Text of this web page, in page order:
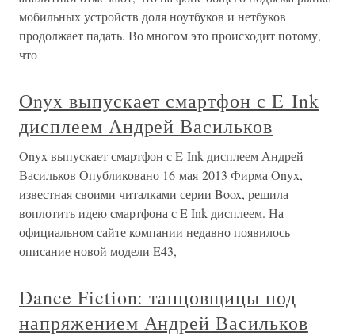
мобильных устройств доля ноутбуков и нетбуков
продолжает падать. Во многом это происходит потому,
что
Onyx выпускает смартфон с E Ink
дисплеем Андрей Васильков
Onyx выпускает смартфон с E Ink дисплеем Андрей
Васильков Опубликовано 16 мая 2013 Фирма Onyx,
известная своими читалками серии Boox, решила
воплотить идею смартфона с E Ink дисплеем. На
официальном сайте компании недавно появилось
описание новой модели E43,
Dance Fiction: танцовщицы под
напряжением Андрей Васильков